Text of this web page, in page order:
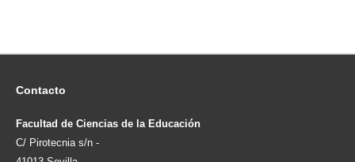
Contacto
Facultad de Ciencias de la Educación
C/ Pirotecnia s/n -